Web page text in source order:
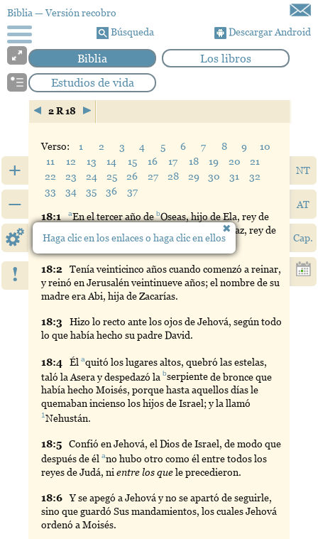
Biblia — Versión recobro
Búsqueda
Descargar Android
Biblia
Los libros
Estudios de vida
+
–
!
NT
AT
Cap.
2 R 18
Verso: 1 2 3 4 5 6 7 8 9
10
11
12 13 14 15 16 17 18 19 20
21
22
23 24 25 26 27 28 29 30 31
32
33
34 35 36 37
18:1 aEnel tercer año debOseas, hijo de Ela, rey de
Israel, comenzó a reinar Ezequías, hijo de Acaz, rey de
Judá.
18:2 Teníaveinticinco años cuando comenzó a reinar,
y reinó en Jerusalén veintinueve años; el nombre de su
madre era Abi, hija de Zacarías.
18:3 Hizo lo recto ante los ojos de Jehová, según todo
lo que había hecho su padre David.
18:4 Él aquitó los lugares altos, quebró las estelas,
taló la Asera y despedazó labserpientede bronce que
había hecho Moisés, porque hasta aquellos días le
quemaban incienso los hijos de Israel; y la llamó
1Nehustán.
18:5 Confió en Jehová, el Dios de Israel, de modo que
después de élano hubo otro como él entre todos los
reyes de Judá, nientre los quele precedieron.
18:6 Yse apegó a Jehová y no se apartó de seguirle,
sino que guardó Sus mandamientos, los cuales Jehová
ordenó a Moisés.
Haga clic en los enlaces o haga clic en ellos